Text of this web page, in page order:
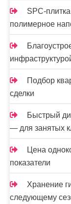
SPC-
полимерное
Подбор
сделки
Быстрый
— для занятых
Цена
показатели
Хранение
следующему